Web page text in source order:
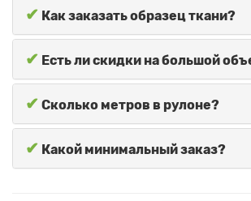
✔ Как заказать образец ткани?
✔ Есть ли скидки на большой
✔ Сколько метров в рулоне?
✔ Какой минимальный заказ?